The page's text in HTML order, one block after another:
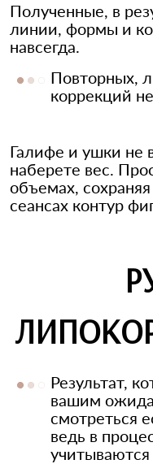
Полученные, в
линии, формы и
навсегда.
Повторных,
коррекций
Галифе и ушки не
наберете вес.
объемах,
сеансах контур
Результат,
вашим
смотреться
ведь в